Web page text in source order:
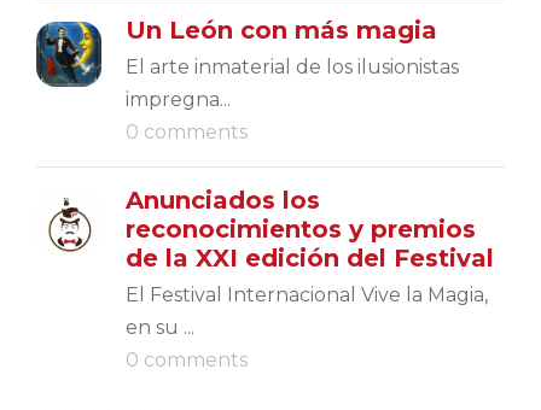
Un León con más magia
El arte inmaterial de los ilusionistas
impregna...
0 comments
Anunciados los
reconocimientos y premios
de la XXI edición del Festival
El Festival Internacional Vive la Magia,
en su ...
0 comments